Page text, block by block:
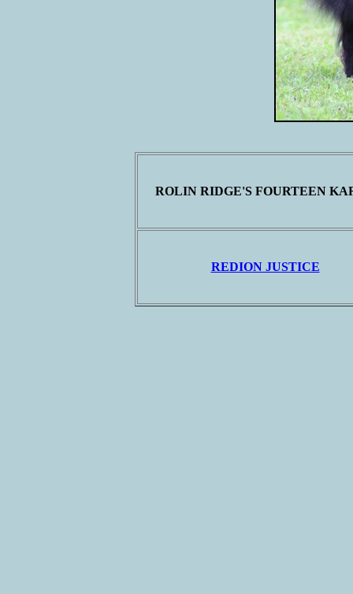
ROLIN RIDGE'S FOURTEEN
REDION JUSTICE